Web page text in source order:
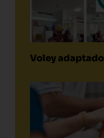
Voley